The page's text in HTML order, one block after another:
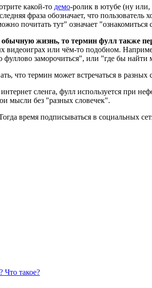
какой-то демо-ролик в ютубе (ну или,
фраза обозначает, что
почитать тут" означает
жизнь, то термин фулл также
видеоиграх или чём-то подобном.
фуллово заморочиться", или "где бы найти
что термин может встречаться в
сленга, фулл используется при
мысли без "разных словечек".
время подписываться в социальных
Что такое?